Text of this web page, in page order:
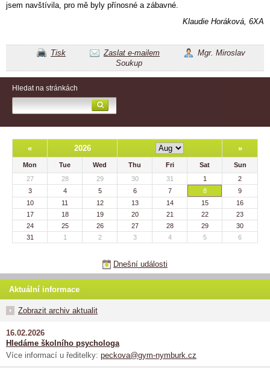
jsem navštívila, pro mě byly přínosné a zábavné.
Klaudie Horáková, 6XA
Tisk Zaslat e-mailem
Mgr. Miroslav
Soukup
Hledat na stránkách
« 2026 »
Mon Tue Wed Thu Fri Sat
Sun
27
28 29 30 31 1
2
3
4 5 6 7 8
9
10
11 12 13 14 15
16
17
18 19 20 21 22
23
24
25 26 27 28 29
30
31
1 2 3 4 5 6
Dnešní události
Aktuální informace
Zobrazit archiv aktualit
16.02.2026
Hledáme školního psychologa
Více informací u ředitelky: peckova@gym-nymburk.cz